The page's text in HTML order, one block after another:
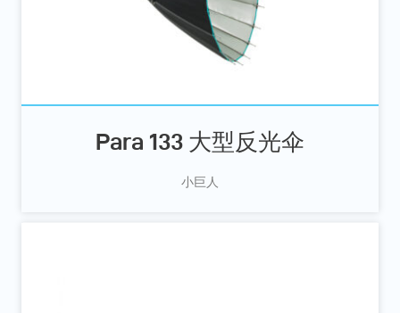
Para 133 大型反光伞
小巨人